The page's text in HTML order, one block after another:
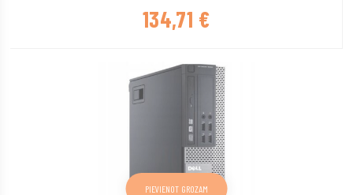
134,71 €
PIEVIENOT GROZAM